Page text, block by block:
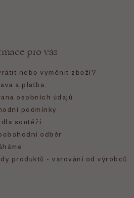
pro vás
nebo vyměnit zboží?
a platba
osobních údajů
podmínky
soutěží
odběr
produktů - varování od výrobců